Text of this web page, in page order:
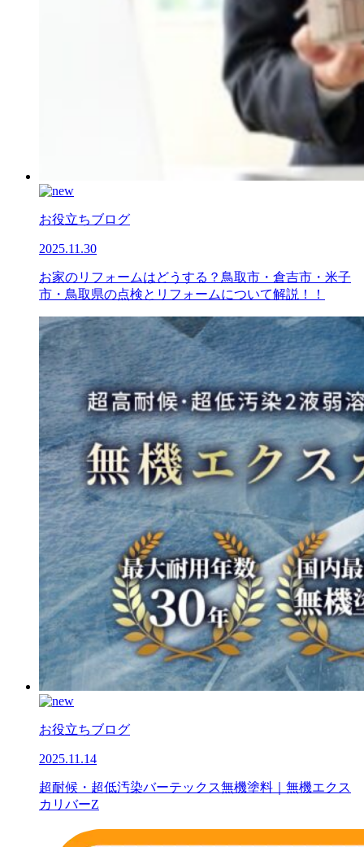
お役立ちブログ
2025.11.30
お家のリフォームはどうする？鳥取市・倉吉市・米子
市・鳥取県の点検とリフォームについて解説！！
お役立ちブログ
2025.11.14
超耐候・超低汚染バーテックス無機塗料｜無機エクス
カリバーZ